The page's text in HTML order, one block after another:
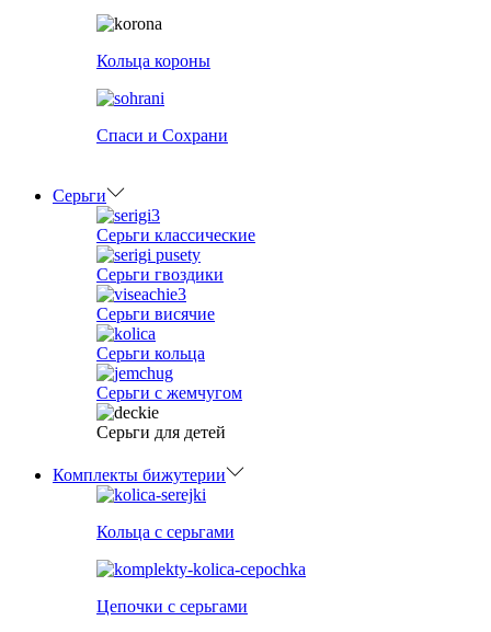
Кольца короны
Спаси и Сохрани
Серьги
Серьги классические
Серьги гвоздики
Серьги висячие
Серьги кольца
Серьги с жемчугом
Серьги для детей
Комплекты бижутерии
Кольца с серьгами
Цепочки с серьгами